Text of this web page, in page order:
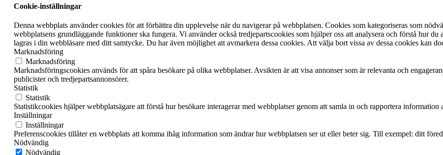
Cookie-inställningar
Denna webbplats använder cookies för att förbättra din upplevelse när du navigerar på webbplatsen. Cookies som kategoriseras som
webbplatsens grundläggande funktioner ska fungera. Vi använder också tredjepartscookies som hjälper oss att analysera och förstå hur
lagras i din webbläsare med ditt samtycke. Du har även möjlighet att avmarkera dessa cookies. Att välja bort vissa av dessa cookies kan
Marknadsföring
Marknadsföring
Marknadsföringscookies används för att spåra besökare på olika webbplatser. Avsikten är att visa annonser som är relevanta och
publicister och tredjepartsannonsörer.
Statistik
Statistik
Statistikcookies hjälper webbplatsägare att förstå hur besökare interagerar med webbplatser genom att samla in och rapportera information
Inställningar
Inställningar
Preferenscookies tillåter en webbplats att komma ihåg information som ändrar hur webbplatsen ser ut eller beter sig. Till exempel: ditt
Nödvändig
Nödvändig